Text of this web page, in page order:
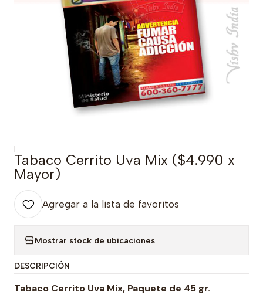
|
Tabaco Cerrito Uva Mix ($4.990 x
Mayor)
Agregar a la lista de favoritos
Mostrar stock de ubicaciones
DESCRIPCIÓN
Tabaco Cerrito Uva Mix, Paquete de 45 gr.